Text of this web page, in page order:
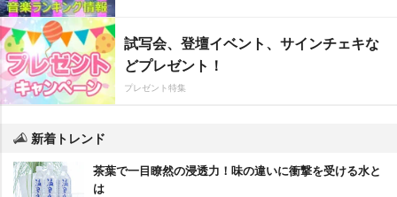
試写会、登壇イベント、サインチェキな
どプレゼント！
プレゼント特集
新着トレンド
茶葉で一目瞭然の浸透力！味の違いに衝撃を受ける水と
は